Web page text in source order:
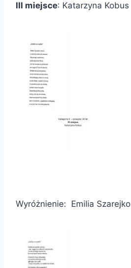
III miejsce: Katarzyna Kobus
Wyróżnienie: Emilia Szarejko